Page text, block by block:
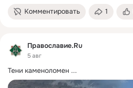
Комментировать 1
Православие.Ru
5 авг
Тени каменоломен ...